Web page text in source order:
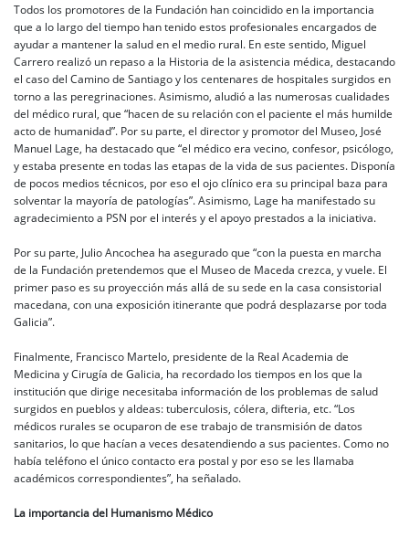
Todos los promotores de la Fundación han coincidido en la importancia
que a lo largo del tiempo han tenido estos profesionales encargados de
ayudar a mantener la salud en el medio rural. En este sentido, Miguel
Carrero realizó un repaso a la Historia de la asistencia médica, destacando
el caso del Camino de Santiago y los centenares de hospitales surgidos en
torno a las peregrinaciones. Asimismo, aludió a las numerosas cualidades
del médico rural, que “hacen de su relación con el paciente el más humilde
acto de humanidad”. Por su parte, el director y promotor del Museo, José
Manuel Lage, ha destacado que “el médico era vecino, confesor, psicólogo,
y estaba presente en todas las etapas de la vida de sus pacientes. Disponía
de pocos medios técnicos, por eso el ojo clínico era su principal baza para
solventar la mayoría de patologías”. Asimismo, Lage ha manifestado su
agradecimiento a PSN por el interés y el apoyo prestados a la iniciativa.
Por su parte, Julio Ancochea ha asegurado que “con la puesta en marcha
de la Fundación pretendemos que el Museo de Maceda crezca, y vuele. El
primer paso es su proyección más allá de su sede en la casa consistorial
macedana, con una exposición itinerante que podrá desplazarse por toda
Galicia”.
Finalmente, Francisco Martelo, presidente de la Real Academia de
Medicina y Cirugía de Galicia, ha recordado los tiempos en los que la
institución que dirige necesitaba información de los problemas de salud
surgidos en pueblos y aldeas: tuberculosis, cólera, difteria, etc. “Los
médicos rurales se ocuparon de ese trabajo de transmisión de datos
sanitarios, lo que hacían a veces desatendiendo a sus pacientes. Como no
había teléfono el único contacto era postal y por eso se les llamaba
académicos correspondientes”, ha señalado.
La importancia del Humanismo Médico